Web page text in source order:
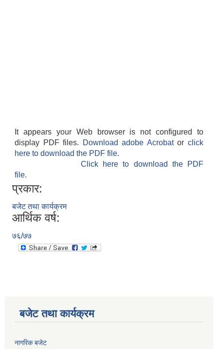
It appears your Web browser is not configured to
display PDF files.
Download adobe Acrobatorclick
here to download the PDF file.
Click here to download the PDF
file.
प्रकार:
बजेट तथा कार्यक्रम
आर्थिक वर्ष:
७६/७७
बजेट तथा कार्यक्रम
नागरिक बजेट